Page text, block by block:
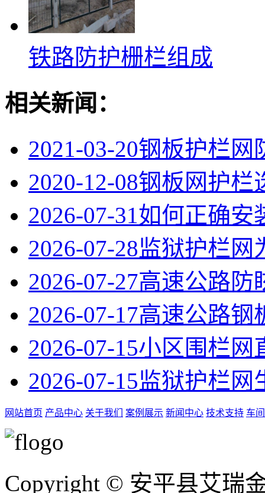
铁路防护栅栏组成
相关新闻：
2021-03-20钢板护栏网
2020-12-08钢板网护栏
2026-07-31如何正确安
2026-07-28监狱护栏网
2026-07-27高速公路防
2026-07-17高速公路钢
2026-07-15小区围栏网
2026-07-15监狱护栏网
网站首页 产品中心 关于我们 案例展示 新闻中心 技术支持 车
Copyright © 安平县艾瑞